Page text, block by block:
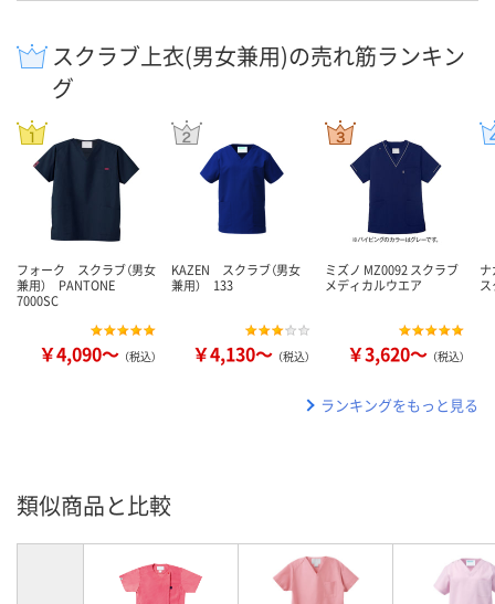
スクラブ上衣(男女兼用)の売れ筋ランキン
グ
フォーク スクラブ（男女
兼用） PANTONE
7000SC
￥4,090～ （税込）
KAZEN スクラブ（男女
兼用） 133
￥4,130～ （税込）
ミズノ MZ0092 スクラブ
メディカルウエア
￥3,620～ （税込）
ランキングをもっと見る
類似商品と比較